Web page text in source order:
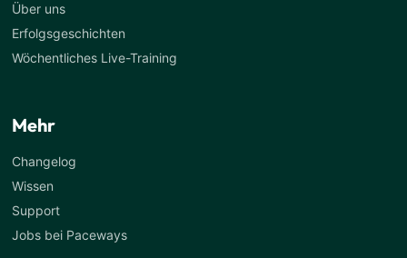
Über uns
Erfolgsgeschichten
Wöchentliches Live-Training
Mehr
Changelog
Wissen
Support
Jobs bei Paceways